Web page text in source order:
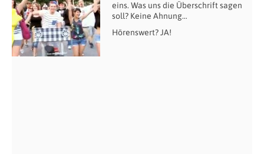
eins. Was uns die Überschrift sagen
soll? Keine Ahnung…
Hörenswert? JA!